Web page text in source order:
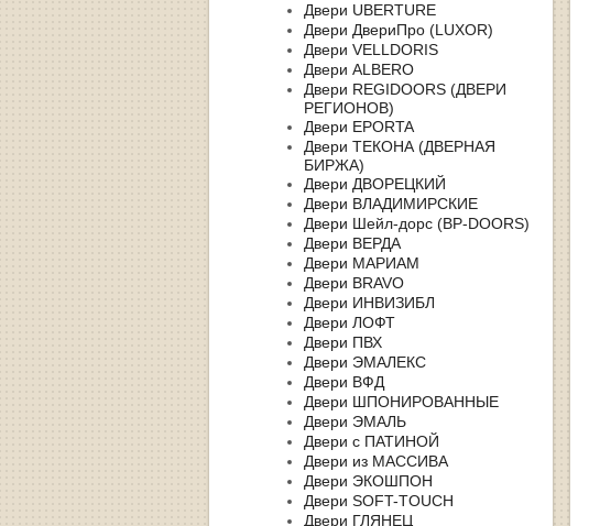
Двери UBERTURE
Двери ДвериПро (LUXOR)
Двери VELLDORIS
Двери ALBERO
Двери REGIDOORS (ДВЕРИ
РЕГИОНОВ)
Двери EPORTA
Двери ТЕКОНА (ДВЕРНАЯ
БИРЖА)
Двери ДВОРЕЦКИЙ
Двери ВЛАДИМИРСКИЕ
Двери Шейл-дорс (BP-DOORS)
Двери ВЕРДА
Двери МАРИАМ
Двери BRAVO
Двери ИНВИЗИБЛ
Двери ЛОФТ
Двери ПВХ
Двери ЭМАЛЕКС
Двери ВФД
Двери ШПОНИРОВАННЫЕ
Двери ЭМАЛЬ
Двери с ПАТИНОЙ
Двери из МАССИВА
Двери ЭКОШПОН
Двери SOFT-TOUCH
Двери ГЛЯНЕЦ